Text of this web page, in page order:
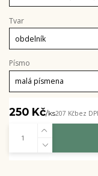
Tvar
Písmo
250 Kč/ks207 Kčbez